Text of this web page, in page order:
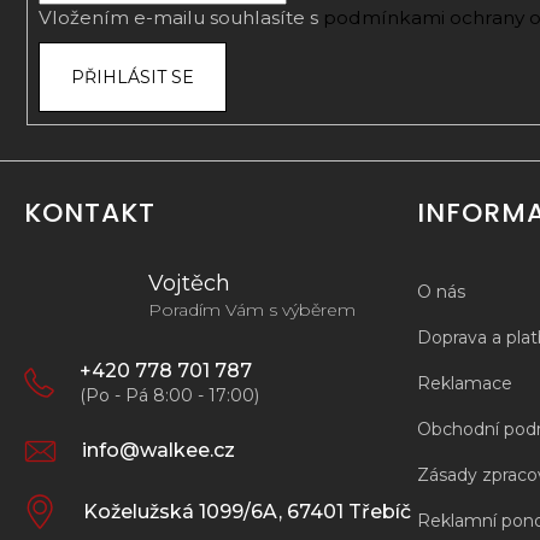
Vložením e-mailu souhlasíte s podmínkami ochrany
PŘIHLÁSIT SE
KONTAKT
Vojtěch
Poradím Vám s výběrem
+420 778 701 787
(Po - Pá 8:00 - 17:00)
info@walkee.cz
Koželužská 1099/6A, 67401 Třebíč
O nás
Doprava a
Reklamace
Obchodní
Zásady
Reklamní